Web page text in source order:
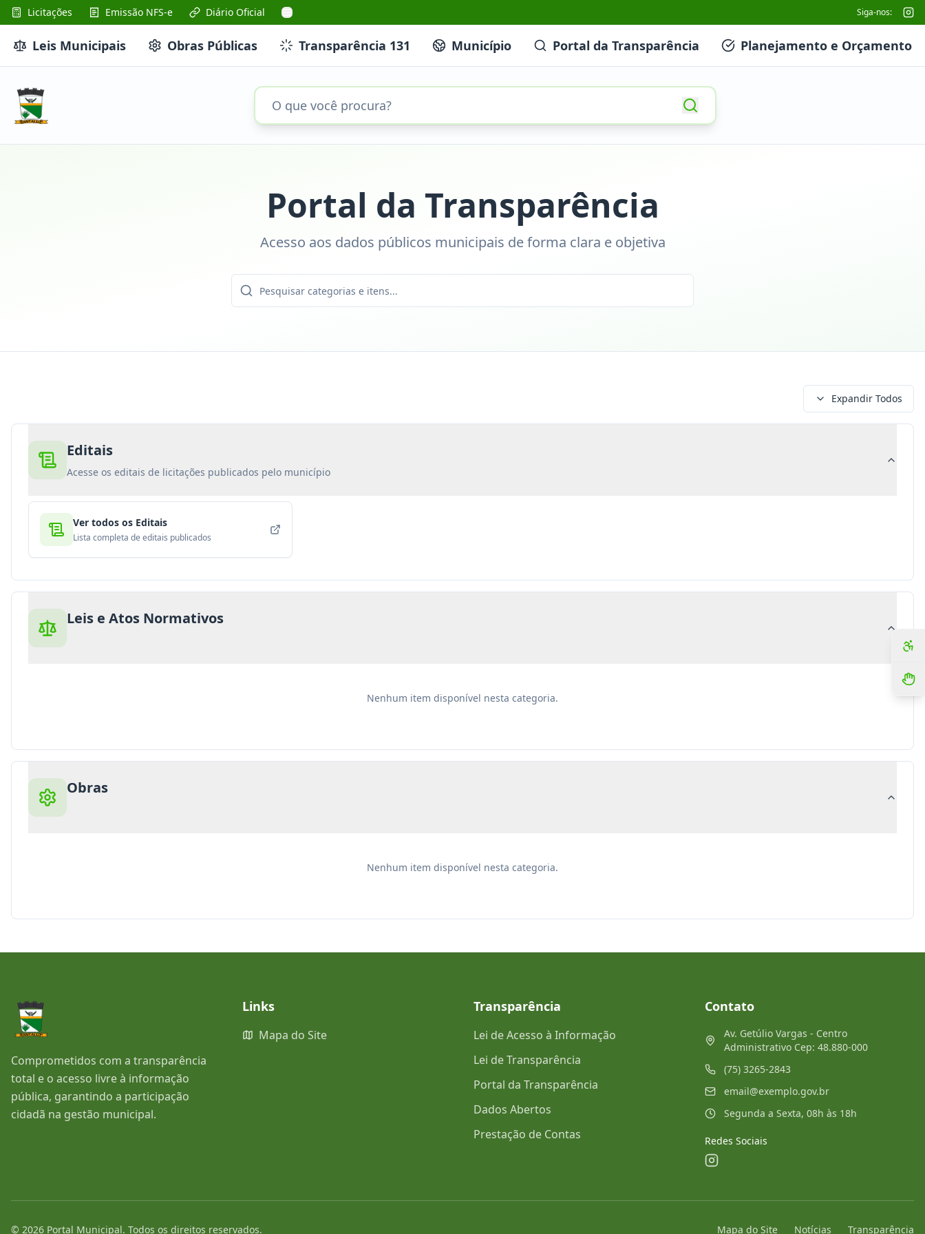
Licitações Emissão NFS-e Diário Oficial Siga-nos:
Leis Municipais Obras Públicas Transparência 131 Município Portal da Transparência Planejamento e Orçamento
Portal da Transparência
Acesso aos dados públicos municipais de forma clara e objetiva
Expandir Todos
Editais
Acesse os editais de licitações publicados pelo município
Ver todos os Editais
Lista completa de editais publicados
Leis e Atos Normativos
Nenhum item disponível nesta categoria.
Obras
Nenhum item disponível nesta categoria.
Comprometidos com a transparência
total e o acesso livre à informação
pública, garantindo a participação
cidadã na gestão municipal.
Links
Mapa do Site
Transparência
Lei de Acesso à Informação
Lei de Transparência
Portal da Transparência
Dados Abertos
Prestação de Contas
Contato
Av. Getúlio Vargas - Centro
Administrativo Cep: 48.880-000
(75) 3265-2843
email@exemplo.gov.br
Segunda a Sexta, 08h às 18h
Redes Sociais
© 2026 Portal Municipal. Todos os direitos reservados. Mapa do Site Notícias Transparência